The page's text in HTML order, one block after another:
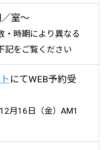
室〜
・時期により異なる
記をご覧ください
にてWEB予約受
月16日（金）AM1